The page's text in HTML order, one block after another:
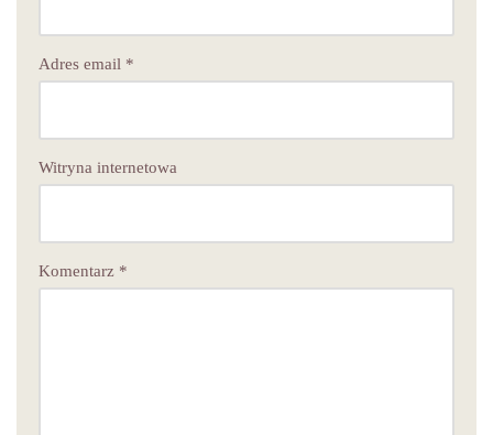
Adres email *
Witryna internetowa
Komentarz *